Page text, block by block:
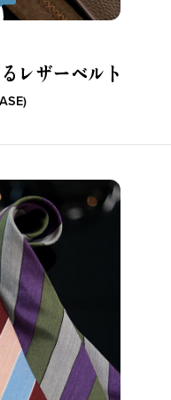
レザーベルト
)